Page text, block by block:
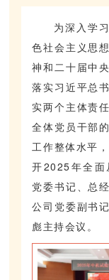
为深入学
色社会主义思
神和二十届中
落实习近平总
实两个主体责
全体党员干部
工作整体水平
开2025年全面
党委书记、总
公司党委副书
彪主持会议。